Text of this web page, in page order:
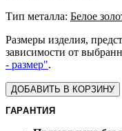
Тип металла: Белое
Размеры изделия,
зависимости от
- размер".
ДОБАВИТЬ В КОРЗИНУ
ГАРАНТИЯ